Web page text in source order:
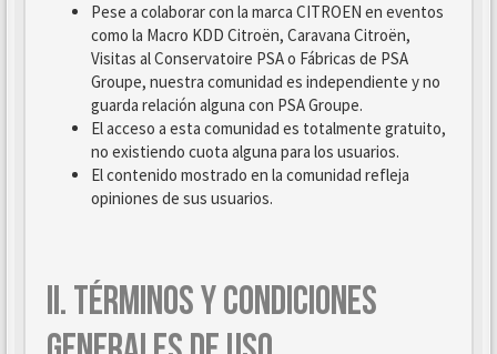
Pese a colaborar con la marca CITROEN en eventos
como la Macro KDD Citroën, Caravana Citroën,
Visitas al Conservatoire PSA o Fábricas de PSA
Groupe, nuestra comunidad es independiente y no
guarda relación alguna con PSA Groupe.
El acceso a esta comunidad es totalmente gratuito,
no existiendo cuota alguna para los usuarios.
El contenido mostrado en la comunidad refleja
opiniones de sus usuarios.
II. TÉRMINOS Y CONDICIONES